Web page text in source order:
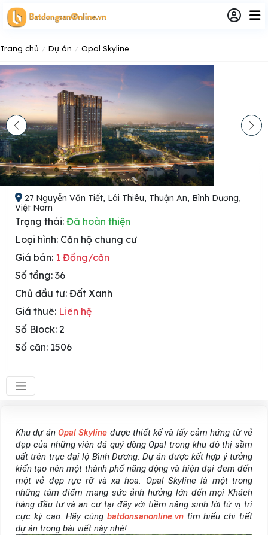
Trang chủ Dự án Opal Skyline
Opal Skyline
5
27 Nguyễn Văn Tiết, Lái Thiêu, Thuận An, Bình Dương,
Việt Nam
Trạng thái: Đã hoàn thiện
Loại hình: Căn hộ chung cư
Giá bán: 1 Đồng/căn
Số tầng: 36
Chủ đầu tư: Đất Xanh
Giá thuê: Liên hệ
Số Block: 2
Số căn: 1506
Khu dự án Opal Skyline được thiết kế và lấy cảm hứng từ vẻ
đẹp của những viên đá quý dòng Opal trong khu đô thị sầm
uất trên trục đại lộ Bình Dương. Dự án được kết hợp ý tưởng
kiến tạo nên một thành phố năng động và hiện đại đem đến
một vẻ đẹp rực rỡ và xa hoa. Opal Skyline là một trong
những tâm điểm mang sức ảnh hưởng lớn đến mọi Khách
hàng đầu tư và an cư tại đây với tiềm năng sinh lời từ vị trí
cực kỳ cao. Hãy cùng batdonsanonline.vntìm hiểu chi tiết
dự án trong bài viết này nhé!